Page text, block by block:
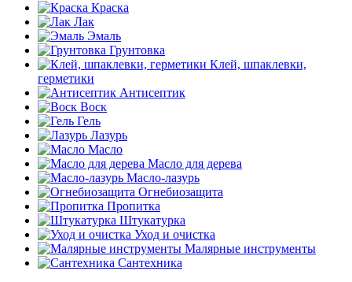
Краска
Лак
Эмаль
Грунтовка
Клей, шпаклевки,
герметики
Антисептик
Воск
Гель
Лазурь
Масло
Масло для дерева
Масло-лазурь
Огнебиозащита
Пропитка
Штукатурка
Уход и очистка
Малярные инструменты
Сантехника